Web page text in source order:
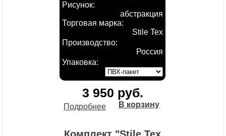
Рисунок:
абстракция
Торговая марка:
Stile Tex
Производство:
Россия
Упаковка:
3 950 руб.
Подробнее В корзину